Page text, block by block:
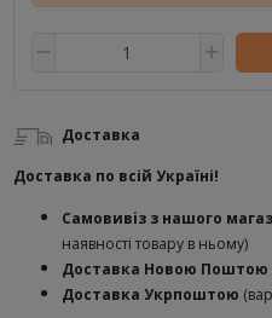
Доставка
Доставка по всій Україні!
Самовивіз з нашого
наявності товару в ньому)
Доставка Новою Поштою
Доставка Укрпоштою